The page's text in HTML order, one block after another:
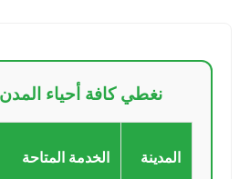
نغطي كافة أحياء المدن
المدينة الخدمة المتاحة